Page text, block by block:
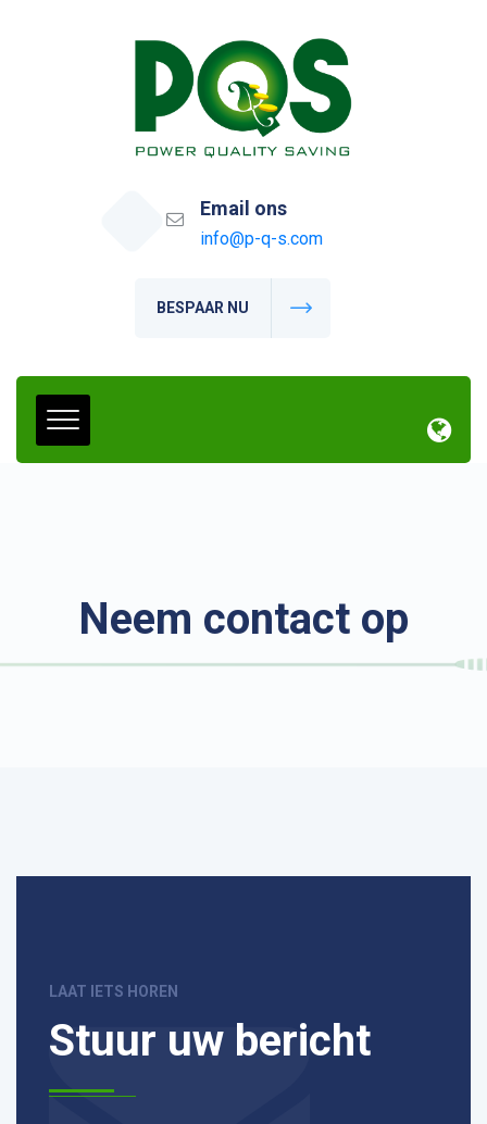
Email ons
info@p-q-s.com
BESPAAR NU
Neem contact op
LAAT IETS HOREN
Stuur uw bericht